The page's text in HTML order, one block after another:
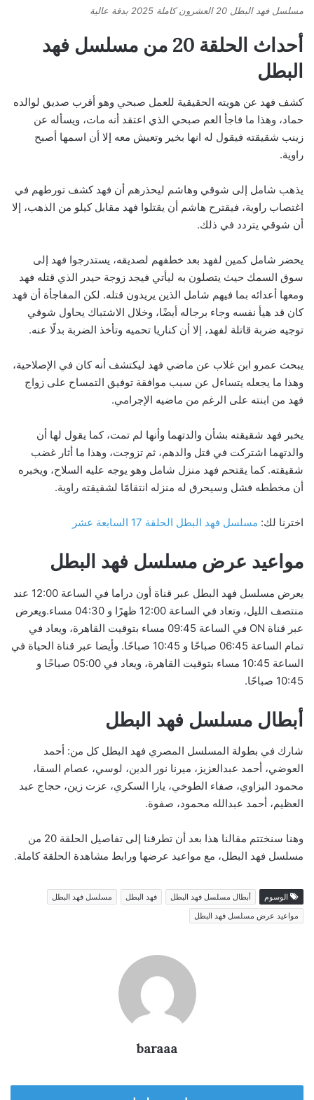
مسلسل فهد البطل 20 العشرون كاملة 2025 بدقة عالية
أحداث الحلقة 20 من مسلسل فهد
البطل
كشف فهد عن هويته الحقيقية للعمل صبحي وهو أقرب صديق لوالده
حماد، وهذا ما فاجأ العم صبحي الذي اعتقد أنه مات، ويسأله عن
زينب شقيقته فيقول له انها بخير وتعيش معه إلا أن اسمها أصبح
راوية.
يذهب شامل إلى شوقي وهاشم ليحذرهم أن فهد كشف تورطهم في
اغتصاب راوية، فيقترح هاشم أن يقتلوا فهد مقابل كيلو من الذهب، إلا
أن شوقي يتردد في ذلك.
يحضر شامل كمين لفهد بعد خطفهم لصديقه، يستدرجوا فهد إلى
سوق السمك حيث يتصلون به ليأتي فيجد زوجة حيدر الذي قتله فهد
ومعها أعدائه بما فيهم شامل الذين يريدون قتله. لكن المفاجأة أن فهد
كان قد هيأ نفسه وجاء برجاله أيضًا، وخلال الاشتباك يحاول شوقي
توجيه ضربة قاتلة لفهد، إلا أن كناريا تحميه وتأخذ الضربة بدلًا عنه.
يبحث عمرو ابن غلاب عن ماضي فهد ليكتشف أنه كان في الإصلاحية،
وهذا ما يجعله يتساءل عن سبب موافقة توفيق التمساح على زواج
فهد من ابنته على الرغم من ماضيه الإجرامي.
يخبر فهد شقيقته بشأن والدتهما وأنها لم تمت، كما يقول لها أن
والدتهما اشتركت في قتل والدهم، ثم تزوجت، وهذا ما أثار غضب
شقيقته. كما يقتحم فهد منزل شامل وهو يوجه عليه السلاح، ويخبره
أن مخططه فشل وسيحرق له منزله انتقامًا لشقيقته راوية.
اخترنا لك: مسلسل فهد البطل الحلقة 17 السابعة عشر
مواعيد عرض مسلسل فهد البطل
يعرض مسلسل فهد البطل عبر قناة أون دراما في الساعة 12:00 عند
منتصف الليل، وتعاد في الساعة 12:00 ظهرًا و 04:30 مساء.ويعرض
عبر قناة ON في الساعة 09:45 مساء بتوقيت القاهرة، ويعاد في
تمام الساعة 06:45 صباحًا و 10:45 صباحًا. وأيضا عبر قناة الحياة في
الساعة 10:45 مساء بتوقيت القاهرة، ويعاد في 05:00 صباحًا و
10:45 صباحًا.
أبطال مسلسل فهد البطل
شارك في بطولة المسلسل المصري فهد البطل كل من: أحمد
العوضي، أحمد عبدالعزيز، ميرنا نور الدين، لوسي، عصام السقا،
محمود البزاوي، صفاء الطوخي، يارا السكري، عزت زين، حجاج عبد
العظيم، أحمد عبدالله محمود، صفوة.
وهنا سنختتم مقالنا هذا بعد أن تطرقنا إلى تفاصيل الحلقة 20 من
مسلسل فهد البطل، مع مواعيد عرضها ورابط مشاهدة الحلقة كاملة.
الوسوم أبطال مسلسل فهد البطل فهد البطل
مسلسل فهد البطل
مواعيد عرض مسلسل فهد البطل
baraaa